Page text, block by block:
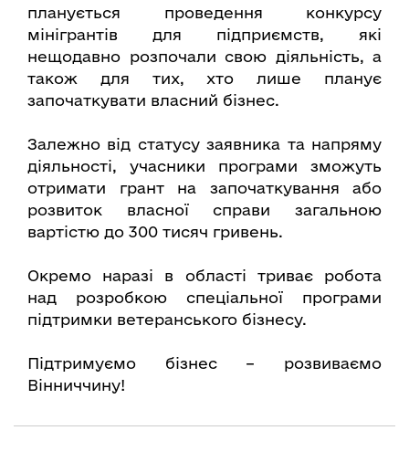
планується проведення конкурсу
мінігрантів для підприємств, які
нещодавно розпочали свою діяльність, а
також для тих, хто лише планує
започаткувати власний бізнес.
Залежно від статусу заявника та напряму
діяльності, учасники програми зможуть
отримати грант на започаткування або
розвиток власної справи загальною
вартістю до 300 тисяч гривень.
Окремо наразі в області триває робота
над розробкою спеціальної програми
підтримки ветеранського бізнесу.
Підтримуємо бізнес – розвиваємо
Вінниччину!